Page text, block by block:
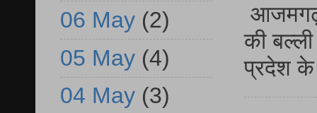
आजमगढ़
की
प्रदेश
06 May (2)
05 May (4)
04 May (3)